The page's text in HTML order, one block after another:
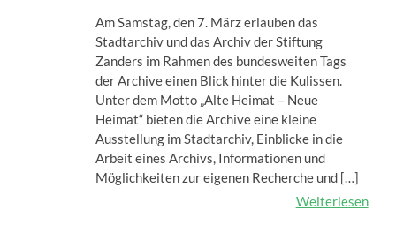
Am Samstag, den 7. März erlauben das
Stadtarchiv und das Archiv der Stiftung
Zanders im Rahmen des bundesweiten Tags
der Archive einen Blick hinter die Kulissen.
Unter dem Motto „Alte Heimat – Neue
Heimat“ bieten die Archive eine kleine
Ausstellung im Stadtarchiv, Einblicke in die
Arbeit eines Archivs, Informationen und
Möglichkeiten zur eigenen Recherche und […]
Weiterlesen